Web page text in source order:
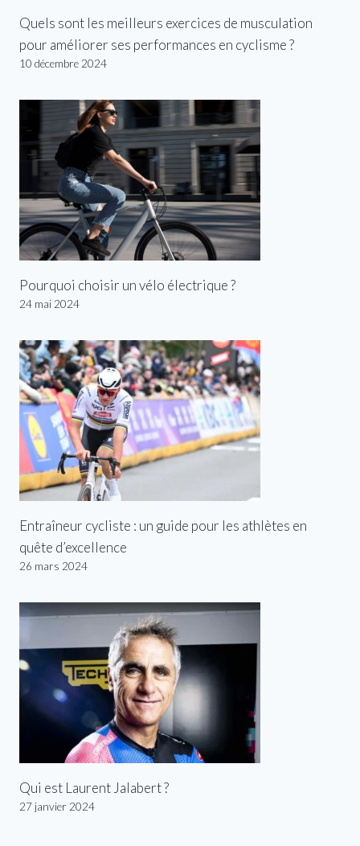
Quels sont les meilleurs exercices de musculation
pour améliorer ses performances en cyclisme ?
10 décembre 2024
Pourquoi choisir un vélo électrique ?
24 mai 2024
Entraîneur cycliste : un guide pour les athlètes en
quête d’excellence
26 mars 2024
Qui est Laurent Jalabert ?
27 janvier 2024